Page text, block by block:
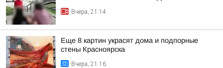
Вчера, 21:14
Еще 8 картин украсят дома и подпорные
стены Красноярска
Вчера, 21:16